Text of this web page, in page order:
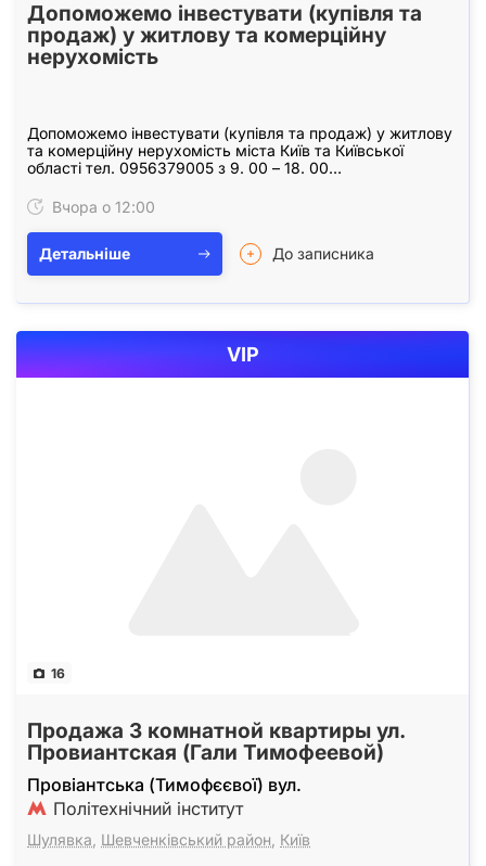
Допоможемо інвестувати (купівля та
продаж) у житлову та комерційну
нерухомість
Допоможемо інвестувати (купівля та продаж) у житлову
та комерційну нерухомість міста Київ та Київської
області тел. 0956379005 з 9. 00 – 18. 00
Вчора о 12:00
Детальніше До записника
16
Продажа 3 комнатной квартиры ул.
Провиантская (Гали Тимофеевой)
Провіантська (Тимофєєвої) вул.
Політехнічний інститут
Шулявка, Шевченківський район, Київ
VIP